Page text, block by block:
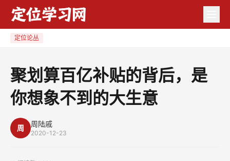
后，
定位论丛
聚划算百亿补贴的背后，是
你想象不到的大生意
周 周陆戚
2020-12-23